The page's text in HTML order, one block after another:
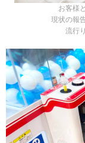
お客様
現状の報
流行